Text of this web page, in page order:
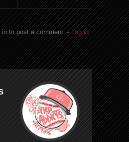
in to post a comment. -Log in